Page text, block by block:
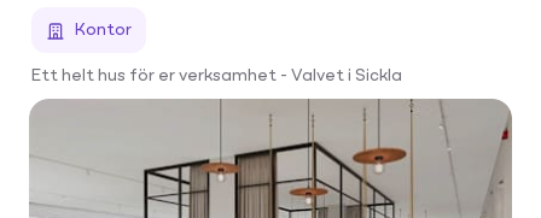
Kontor
Ett helt hus för er verksamhet - Valvet i Sickla